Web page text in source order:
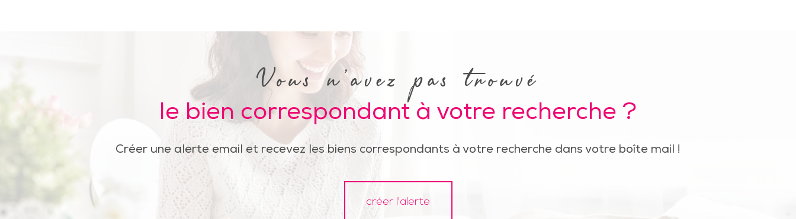
Vous n'avez pas trouvé
le bien correspondant à votre recherche ?
Créer une alerte email et recevez les biens correspondants à votre recherche dans votre boîte mail !
créer l'alerte